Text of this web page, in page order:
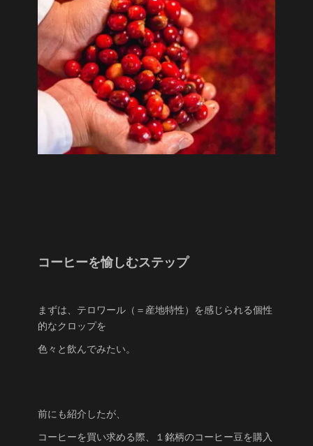
コーヒーを愉しむステップ
まずは、テロワール（＝産地特性）を感じられる個性
的なクロップを
色々と飲んでみたい。
前にも紹介したが、
コーヒーを買い求める際、１銘柄のコーヒー豆を購入